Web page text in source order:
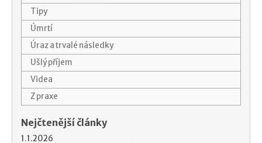
Tipy
Úmrtí
Úraz a trvalé následky
Ušlý příjem
Videa
Z praxe
Nejčtenější články
1.1.2026